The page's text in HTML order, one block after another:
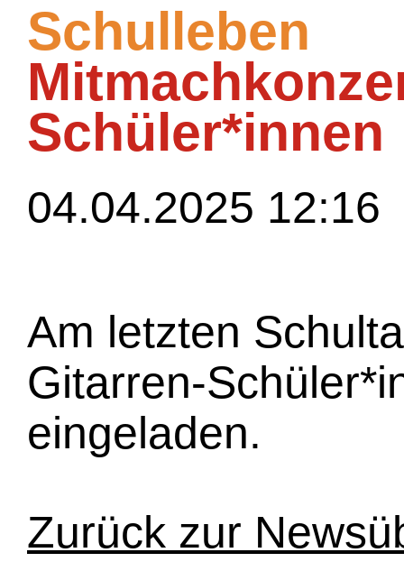
Schulleben
Schüler*innen
04.04.2025 12:16
Am letzten
Gitarren-
eingeladen.
Zurück zur